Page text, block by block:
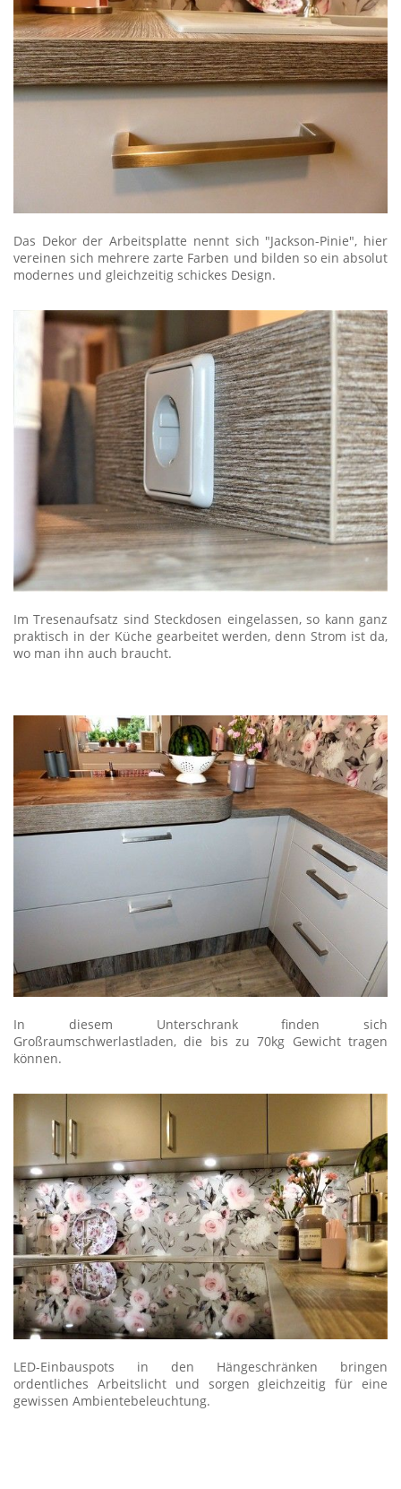
Das Dekor der Arbeitsplatte nennt sich "Jackson-Pinie", hier
vereinen sich mehrere zarte Farben und bilden so ein absolut
modernes und gleichzeitig schickes Design.
Im Tresenaufsatz sind Steckdosen eingelassen, so kann ganz
praktisch in der Küche gearbeitet werden, denn Strom ist da,
wo man ihn auch braucht.
In diesem Unterschrank finden sich
Großraumschwerlastladen, die bis zu 70kg Gewicht tragen
können.
LED-Einbauspots in den Hängeschränken bringen
ordentliches Arbeitslicht und sorgen gleichzeitig für eine
gewissen Ambientebeleuchtung.